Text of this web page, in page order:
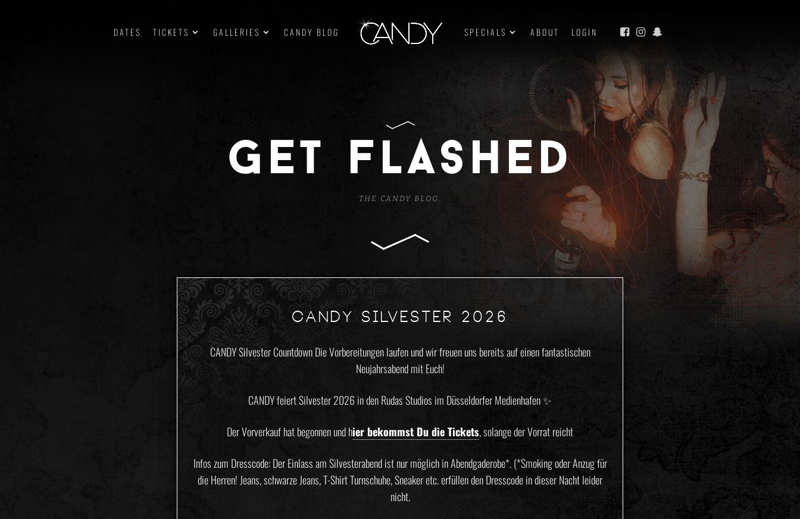
DATES TICKETS GALLERIES CANDY BLOG SPECIALS ABOUT LOGIN
GET FLASHED
THE CANDY BLOG.
CANDY SILVESTER 2026
CANDY Silvester Countdown Die Vorbereitungen laufen und wir freuen uns bereits auf einen fantastischen
Neujahrsabend mit Euch!
CANDY feiert Silvester 2026 in den Rudas Studios im Düsseldorfer Medienhafen ✨
Der Vorverkauf hat begonnen und hier bekommst Du die Tickets, solange der Vorrat reicht
Infos zum Dresscode: Der Einlass am Silvesterabend ist nur möglich in Abendgaderobe*. (*Smoking oder Anzug für
die Herren! Jeans, schwarze Jeans, T-Shirt Turnschuhe, Sneaker etc. erfüllen den Dresscode in dieser Nacht leider
nicht.